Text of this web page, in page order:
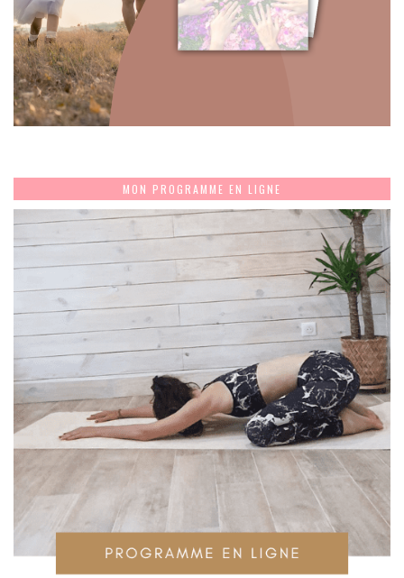
MON PROGRAMME EN LIGNE